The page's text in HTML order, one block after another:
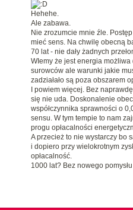
Hehehe.
Ale zabawa.
Nie zrozumcie mnie źle.
mieć sens. Na chwilę obecną
70 lat - nie dały żadnych
WIemy że jest energia
surowców ale warunki jakie
zadziałało są poza obszarem
I powiem więcej. Bez
się nie uda. Doskonalenie
współczynnika sprawności o
sensu. W tym tempie to nam
progu opłacalności
A przecież to nie wystarczy bo
i dopiero przy wielokrotnym
opłacalność.
1000 lat? Bez nowego